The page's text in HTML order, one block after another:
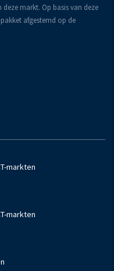
markt. Op basis van deze
afgestemd op de
markten
markten